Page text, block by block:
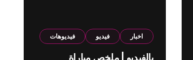
اخبار فيديو فيديوهات
بالفيديو | ملخص مباراة